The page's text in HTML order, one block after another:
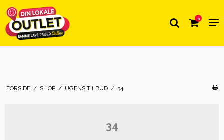
0
FORSIDE / SHOP / UGENS TILBUD / 34
34